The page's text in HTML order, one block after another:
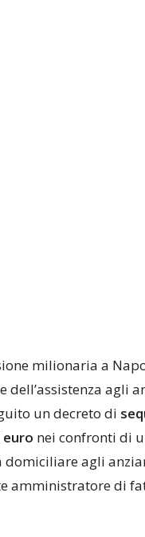
milionaria a
agli
un decreto di
euro nei confronti di
agli
amministratore di